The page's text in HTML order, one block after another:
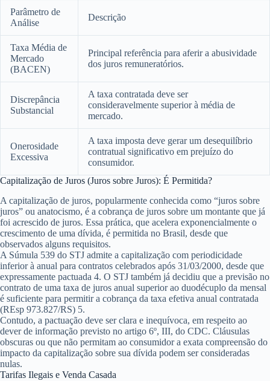
Parâmetro de
Análise
Descrição
Taxa Média de
Mercado
(BACEN)
Principal referência para aferir a abusividade
dos juros remuneratórios.
Discrepância
Substancial
A taxa contratada deve ser
consideravelmente superior à média de
mercado.
Onerosidade
Excessiva
A taxa imposta deve gerar um desequilíbrio
contratual significativo em prejuízo do
consumidor.
Capitalização de Juros (Juros sobre Juros): É Permitida?
A capitalização de juros, popularmente conhecida como “juros sobre
juros” ou anatocismo, é a cobrança de juros sobre um montante que já
foi acrescido de juros. Essa prática, que acelera exponencialmente o
crescimento de uma dívida, é permitida no Brasil, desde que
observados alguns requisitos.
A Súmula 539 do STJ admite a capitalização com periodicidade
inferior à anual para contratos celebrados após 31/03/2000, desde que
expressamente pactuada 4. O STJ também já decidiu que a previsão no
contrato de uma taxa de juros anual superior ao duodécuplo da mensal
é suficiente para permitir a cobrança da taxa efetiva anual contratada
(REsp 973.827/RS) 5.
Contudo, a pactuação deve ser clara e inequívoca, em respeito ao
dever de informação previsto no artigo 6º, III, do CDC. Cláusulas
obscuras ou que não permitam ao consumidor a exata compreensão do
impacto da capitalização sobre sua dívida podem ser consideradas
nulas.
Tarifas Ilegais e Venda Casada